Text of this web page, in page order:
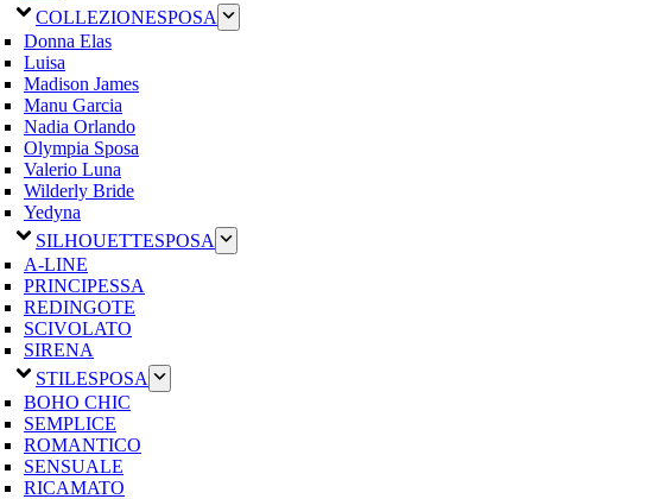
COLLEZIONESPOSA
Donna Elas
Luisa
Madison James
Manu Garcia
Nadia Orlando
Olympia Sposa
Valerio Luna
Wilderly Bride
Yedyna
SILHOUETTESPOSA
A-LINE
PRINCIPESSA
REDINGOTE
SCIVOLATO
SIRENA
STILESPOSA
BOHO CHIC
SEMPLICE
ROMANTICO
SENSUALE
RICAMATO